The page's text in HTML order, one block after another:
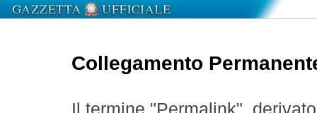
Collegamento
Il termine "Permalink",